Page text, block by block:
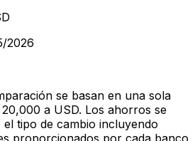
2026
se basan en una sola
a USD. Los ahorros se
tipo de cambio incluyendo